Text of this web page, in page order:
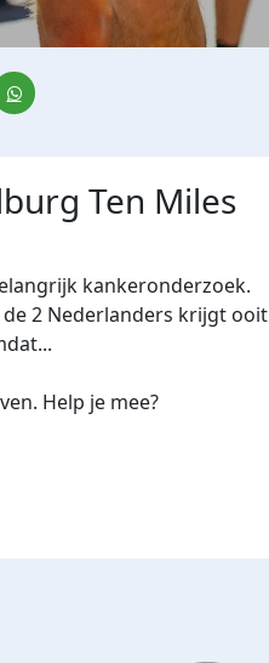
Ten Miles
kankeronderzoek.
2 Nederlanders krijgt ooit
Help je mee?